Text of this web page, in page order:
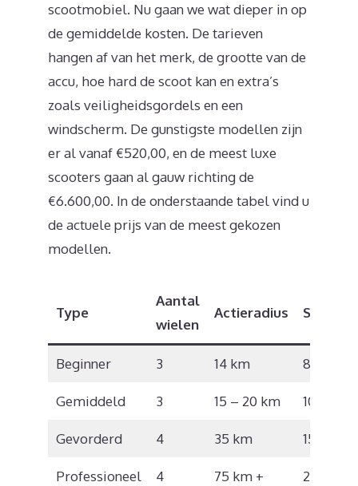
scootmobiel. Nu gaan we wat dieper in op
de gemiddelde kosten. De tarieven
hangen af van het merk, de grootte van de
accu, hoe hard de scoot kan en extra’s
zoals veiligheidsgordels en een
windscherm. De gunstigste modellen zijn
er al vanaf €520,00, en de meest luxe
scooters gaan al gauw richting de
€6.600,00. In de onderstaande tabel vind u
de actuele prijs van de meest gekozen
modellen.
Type
Aantal
wielen
Actieradius
Beginner 3 14 km 8,5 km/u
Gemiddeld 3 15 – 20 km 10 km/u
Gevorderd 4 35 km 15 km/u
Professioneel 4 75 km + 21 km/u